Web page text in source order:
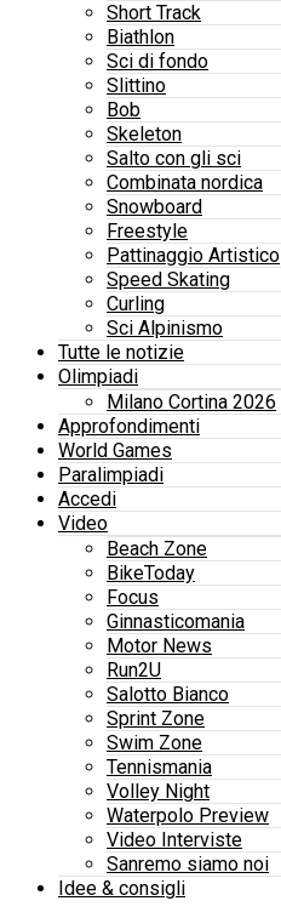
Short Track
Biathlon
Sci di fondo
Slittino
Bob
Skeleton
Salto con gli sci
Combinata nordica
Snowboard
Freestyle
Pattinaggio Artistico
Speed Skating
Curling
Sci Alpinismo
Tutte le notizie
Olimpiadi
Milano Cortina 2026
Approfondimenti
World Games
Paralimpiadi
Accedi
Video
Beach Zone
BikeToday
Focus
Ginnasticomania
Motor News
Run2U
Salotto Bianco
Sprint Zone
Swim Zone
Tennismania
Volley Night
Waterpolo Preview
Video Interviste
Sanremo siamo noi
Idee & consigli